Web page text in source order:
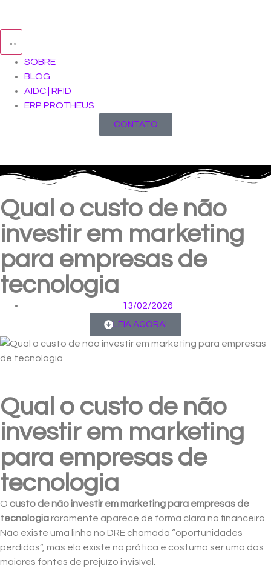
SOBRE
BLOG
AIDC | RFID
ERP PROTHEUS
CONTATO
Qual o custo de não
investir em marketing
para empresas de
tecnologia
13/02/2026
LEIA AGORA!
Qual o custo de não
investir em marketing
para empresas de
tecnologia
O custo de não investir em marketing para empresas de
tecnologiararamente aparece de forma clara no financeiro.
Não existe uma linha no DRE chamada “oportunidades
perdidas”, mas ela existe na prática e costuma ser uma das
maiores fontes de prejuízo invisível.